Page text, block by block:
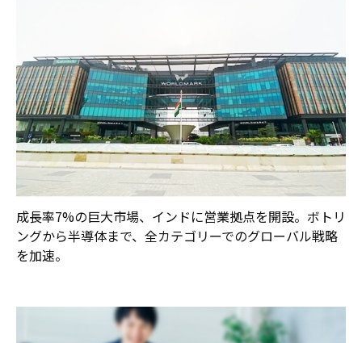
成長率7%の巨大市場、インドに営業拠点を開設。ボトリ
ングから半導体まで、全カテゴリーでのグローバル戦略
を加速。